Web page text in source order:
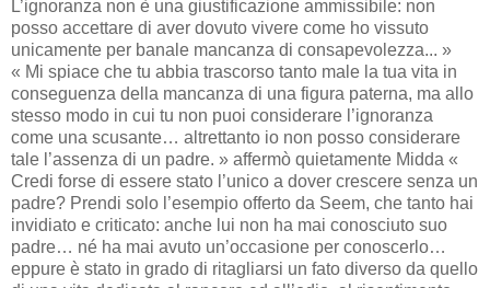
L’ignoranza non è una giustificazione ammissibile: non
posso accettare di aver dovuto vivere come ho vissuto
unicamente per banale mancanza di consapevolezza... »
« Mi spiace che tu abbia trascorso tanto male la tua vita in
conseguenza della mancanza di una figura paterna, ma allo
stesso modo in cui tu non puoi considerare l’ignoranza
come una scusante… altrettanto io non posso considerare
tale l’assenza di un padre. » affermò quietamente Midda «
Credi forse di essere stato l’unico a dover crescere senza un
padre? Prendi solo l’esempio offerto da Seem, che tanto hai
invidiato e criticato: anche lui non ha mai conosciuto suo
padre… né ha mai avuto un’occasione per conoscerlo…
eppure è stato in grado di ritagliarsi un fato diverso da quello